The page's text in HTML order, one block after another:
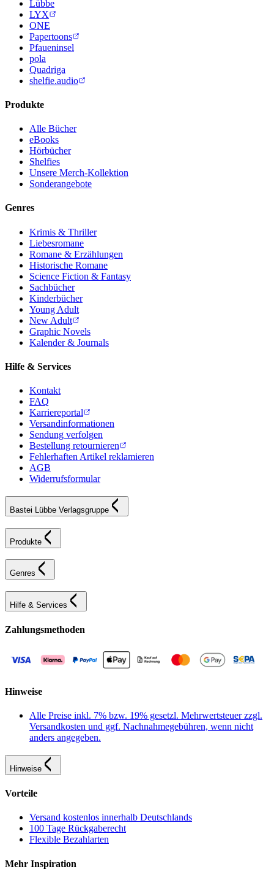
Lübbe
LYX
ONE
Papertoons
Pfaueninsel
pola
Quadriga
shelfie.audio
Produkte
Alle Bücher
eBooks
Hörbücher
Shelfies
Unsere Merch-Kollektion
Sonderangebote
Genres
Krimis & Thriller
Liebesromane
Romane & Erzählungen
Historische Romane
Science Fiction & Fantasy
Sachbücher
Kinderbücher
Young Adult
New Adult
Graphic Novels
Kalender & Journals
Hilfe & Services
Kontakt
FAQ
Karriereportal
Versandinformationen
Sendung verfolgen
Bestellung retournieren
Fehlerhaften Artikel reklamieren
AGB
Widerrufsformular
Bastei Lübbe Verlagsgruppe
Produkte
Genres
Hilfe & Services
Zahlungsmethoden
Hinweise
Alle Preise inkl. 7% bzw. 19% gesetzl. Mehrwertsteuer zzgl.
Versandkosten und ggf. Nachnahmegebühren, wenn nicht
anders angegeben.
Hinweise
Vorteile
Versand kostenlos innerhalb Deutschlands
100 Tage Rückgaberecht
Flexible Bezahlarten
Mehr Inspiration